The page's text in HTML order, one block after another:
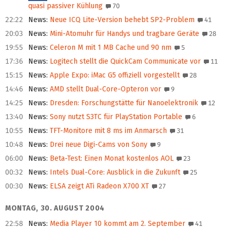
quasi passiver Kühlung
70
22:22 News: Neue ICQ Lite-Version behebt SP2-Problem 41
20:03 News: Mini-Atomuhr für Handys und tragbare Geräte 28
19:55 News: Celeron M mit 1 MB Cache und 90 nm 5
17:36 News: Logitech stellt die QuickCam Communicate vor 11
15:15 News: Apple Expo: iMac G5 offiziell vorgestellt 28
14:46 News: AMD stellt Dual-Core-Opteron vor 9
14:25 News: Dresden: Forschungstätte für Nanoelektronik 12
13:40 News: Sony nutzt S3TC für PlayStation Portable 6
10:55 News: TFT-Monitore mit 8 ms im Anmarsch 31
10:48 News: Drei neue Digi-Cams von Sony 9
06:00 News: Beta-Test: Einen Monat kostenlos AOL 23
00:32 News: Intels Dual-Core: Ausblick in die Zukunft 25
00:30 News: ELSA zeigt ATi Radeon X700 XT 27
MONTAG, 30. AUGUST 2004
22:58
News: Media Player 10 kommt am 2. September 41